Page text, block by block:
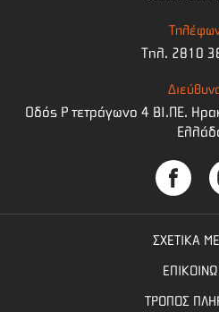
Τηλ. 2810
Οδός Ρ τετράγωνο 4 BI.ΠΕ.
ΣΧΕΤΙΚΑ
ΤΡΟΠΟΣ